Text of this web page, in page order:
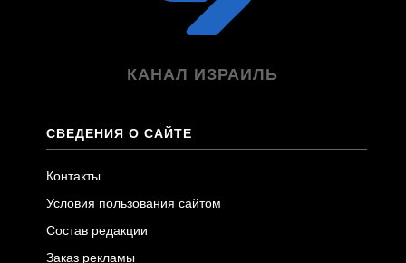
КАНАЛ ИЗРАИЛЬ
СВЕДЕНИЯ О САЙТЕ
Контакты
Условия пользования сайтом
Состав редакции
Заказ рекламы